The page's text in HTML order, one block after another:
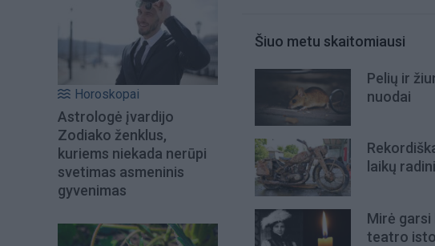
Horoskopai
Astrologė įvardijo
Zodiako ženklus,
kuriems niekada nerūpi
svetimas asmeninis
gyvenimas
Šiuo metu skaitomiausi
Pelių ir
nuodai
laikų
Mirė
teatro